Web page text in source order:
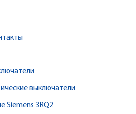
выключатели
Siemens 3RQ2